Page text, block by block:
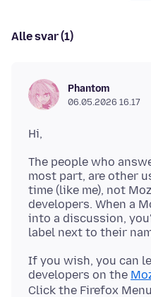
Alle svar (1)
Phantom
06.05.2026 16.17
The people who
most part, are other
time (like me), not
developers. When a
into a discussion,
If you wish, you can
developers on the
Click the Firefox Menu